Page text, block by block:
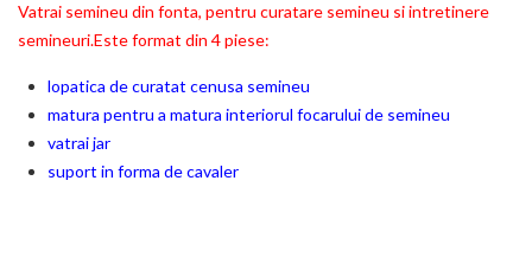
Vatrai semineu din fonta, pentru curatare semineu si intretinere
semineuri.Este format din 4 piese:
lopatica de curatat cenusa semineu
matura pentru a matura interiorul focarului de semineu
vatrai jar
suport in forma de cavaler